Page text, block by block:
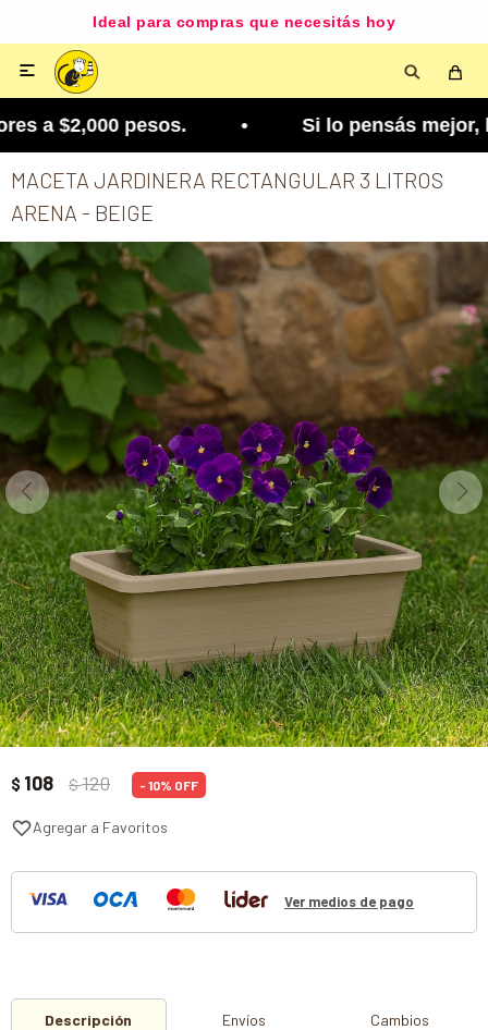
Ideal para compras que necesitás hoy

a $2,000 pesos. • Si lo pensás mejor, lo
MACETA JARDINERA RECTANGULAR 3 LITROS
ARENA - BEIGE
$ 108 $120 10
Ver medios de pago
Descripción Envíos Cambios